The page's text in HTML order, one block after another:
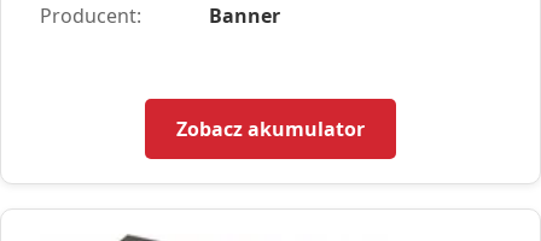
Producent: Banner
Zobacz akumulator